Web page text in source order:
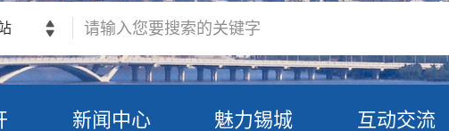
新闻中心 魅力锡城 互动交流